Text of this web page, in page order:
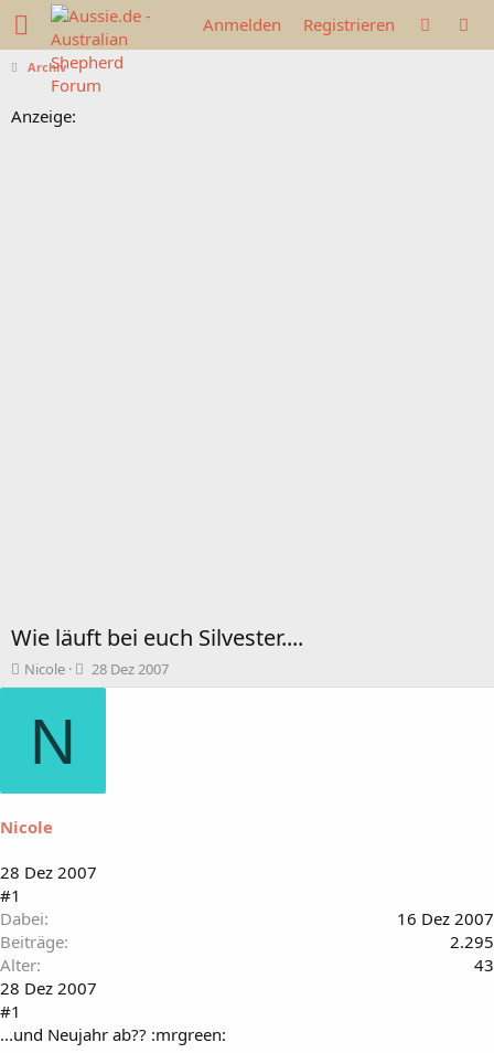
Anmelden Registrieren
Archiv
Anzeige:
Wie läuft bei euch Silvester....
T
h
a
t
Nicole
B
e
m
28 Dez 2007
N
Nicole
28 Dez 2007
#1
Dabei
16 Dez 2007
Beiträge
2.295
Alter
43
28 Dez 2007
#1
...und Neujahr ab?? :mrgreen: